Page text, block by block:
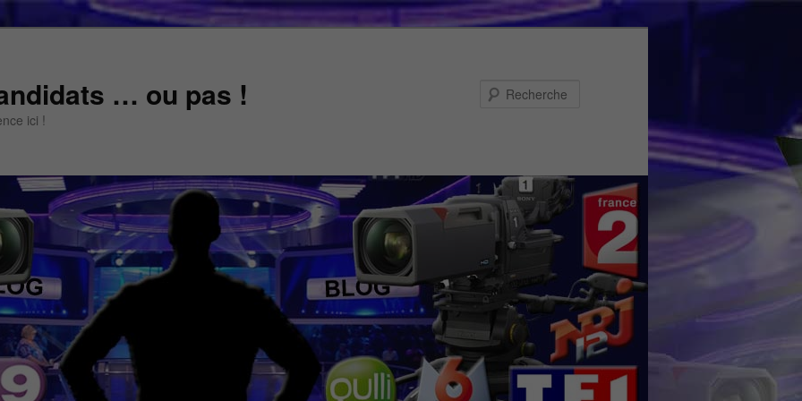
… ou pas !
ici !